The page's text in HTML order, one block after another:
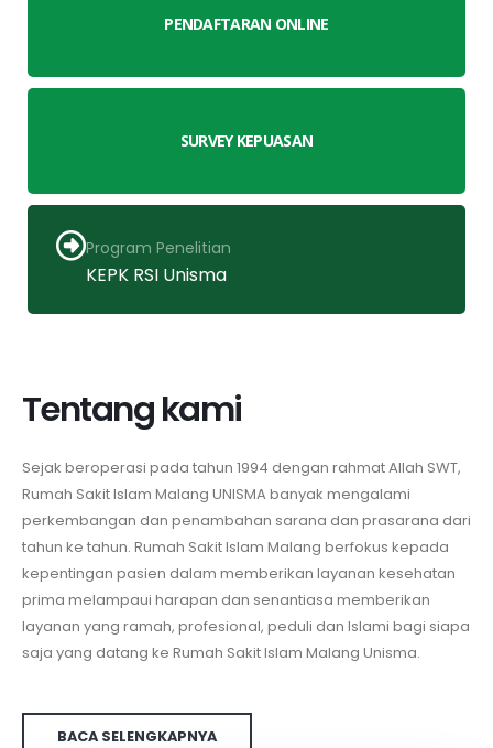
PENDAFTARAN ONLINE
SURVEY KEPUASAN
Program Penelitian
KEPK RSI Unisma
Tentang kami
Sejak beroperasi pada tahun 1994 dengan rahmat Allah SWT,
Rumah Sakit Islam Malang UNISMA banyak mengalami
perkembangan dan penambahan sarana dan prasarana dari
tahun ke tahun. Rumah Sakit Islam Malang berfokus kepada
kepentingan pasien dalam memberikan layanan kesehatan
prima melampaui harapan dan senantiasa memberikan
layanan yang ramah, profesional, peduli dan Islami bagi siapa
saja yang datang ke Rumah Sakit Islam Malang Unisma.
BACA SELENGKAPNYA